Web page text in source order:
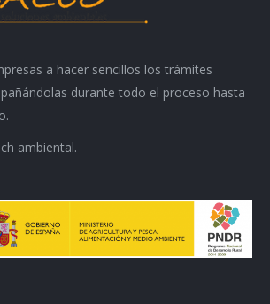
a hacer sencillos los trámites
durante todo el proceso hasta
ambiental.